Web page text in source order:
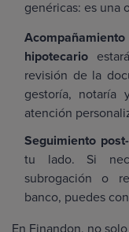
genéricas: es una
hipotecario
revisión de la
gestoría, notaría
atención
Seguimiento
tu lado. Si
subrogación o
banco, puedes
En Finandon, no